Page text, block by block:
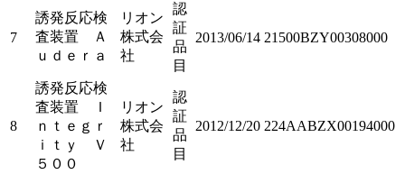
7
誘発反応検
査装置 Ａ
ｕｄｅｒａ
リオン
株式会
社
認
証
品
目
2013/06/14 21500BZY00308000
8
誘発反応検
査装置 Ｉ
ｎｔｅｇｒ
ｉｔｙ Ｖ
５００
リオン
株式会
社
認
証
品
目
2012/12/20 224AABZX00194000